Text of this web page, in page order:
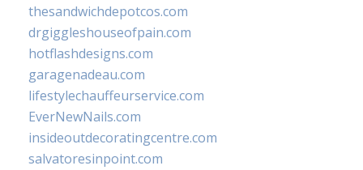
thesandwichdepotcos.com
drgiggleshouseofpain.com
hotflashdesigns.com
garagenadeau.com
lifestylechauffeurservice.com
EverNewNails.com
insideoutdecoratingcentre.com
salvatoresinpoint.com